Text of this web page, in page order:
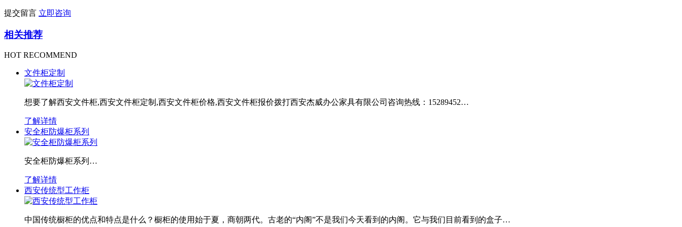
提交留言 立即咨询
相关推荐
HOT RECOMMEND
文件柜定制
想要了解西安文件柜,西安文件柜定制,西安文件柜价格,西安文件柜报价拨打西安杰威办公家具有限公司咨询热线：15289452…
了解详情
安全柜防爆柜系列
安全柜防爆柜系列…
了解详情
西安传统型工作柜
中国传统橱柜的优点和特点是什么？橱柜的使用始于夏，商朝两代。古老的“内阁”不是我们今天看到的内阁。它与我们目前看到的盒子…